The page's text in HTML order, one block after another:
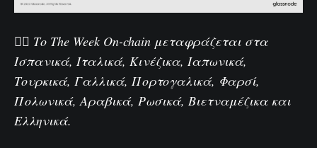
🏴‍☠️ Το The Week On-chain μεταφράζεται στα
Ισπανικά, Ιταλικά, Κινέζικα, Ιαπωνικά,
Τουρκικά, Γαλλικά, Πορτογαλικά, Φαρσί,
Πολωνικά,Αραβικά, Ρωσικά, Βιετναμέζικα και
Ελληνικά.